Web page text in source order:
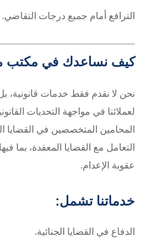
الترافع أمام جميع درجات التقاضي.
كيف نساعدك في مكتب
نحن لا نقدم فقط خدمات قانونية،
لعملائنا في مواجهة التحديات
المحامين المتخصصين في القضايا
التعامل مع القضايا المعقدة، بما
عقوبة الإعدام.
خدماتنا تشمل:
الدفاع في القضايا الجنائية.